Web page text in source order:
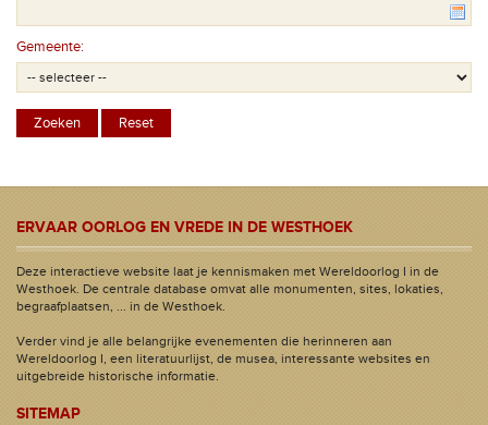
Gemeente:
ERVAAR OORLOG EN VREDE IN DE WESTHOEK
Deze interactieve website laat je kennismaken met Wereldoorlog I in de
Westhoek. De centrale database omvat alle monumenten, sites, lokaties,
begraafplaatsen, ... in de Westhoek.
Verder vind je alle belangrijke evenementen die herinneren aan
Wereldoorlog I, een literatuurlijst, de musea, interessante websites en
uitgebreide historische informatie.
SITEMAP